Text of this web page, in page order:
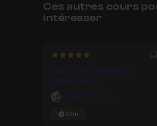
Ces autres cours
intéresser
5
Aller vers le réalisme avec
CINEMA 4D R19
Sébastien Bellamy
30m